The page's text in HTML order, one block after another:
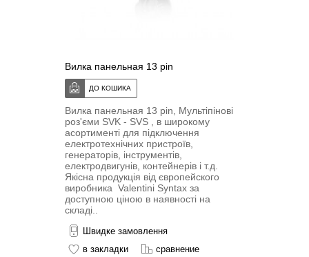
Вилка панельная 13 pin
Вилка панельная 13 pin, Мультіпіновi
роз'єми SVK - SVS , в широкому
асортименті для підключення
електротехнічних пристроїв,
генераторів, інструментів,
електродвигунів, контейнерів і т.д.
Якісна продукція від європейского
виробника Valentini Syntax за
доступною ціною в наявності на
складі..
Швидке замовлення
в закладки
сравнение